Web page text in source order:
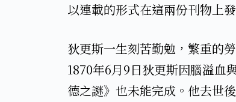
以連載的形式在這兩份刊物上
狄更斯一生刻苦勤勉，繁重的
1870年6月9日狄更斯因腦溢血
德之謎》也未能完成。他去世